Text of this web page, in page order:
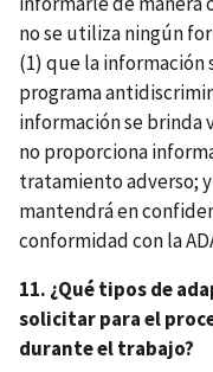
no se utiliza ningún
(1) que la
programa
información se
no proporciona
tratamiento adverso;
mantendrá en
conformidad con la
11. ¿Qué tipos de
solicitar para el
durante el trabajo?